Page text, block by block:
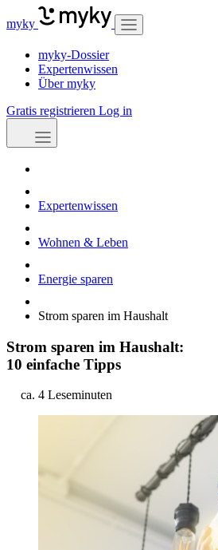
myky
myky-Dossier
Expertenwissen
Über myky
Gratis registrieren Log in
Expertenwissen
Wohnen & Leben
Energie sparen
Strom sparen im Haushalt
Strom sparen im Haushalt:
10 einfache Tipps
ca. 4 Leseminuten